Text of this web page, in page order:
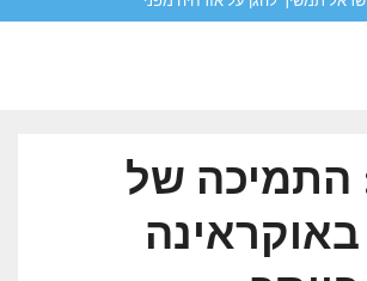
התמיכה של